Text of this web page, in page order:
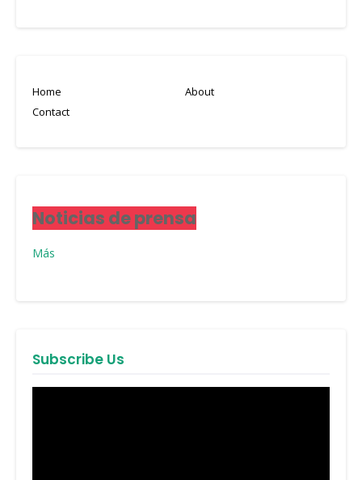
Home
About
Contact
Noticias de prensa
Más
Subscribe Us